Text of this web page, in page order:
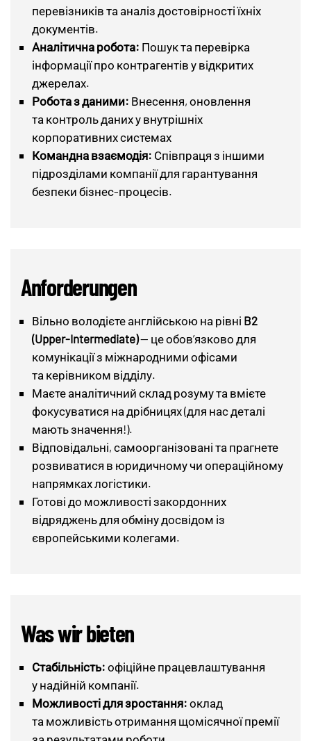
перевізників та аналіз достовірності їхніх
документів.
Аналітична робота: Пошук та перевірка
інформації про контрагентів у відкритих
джерелах.
Робота з даними: Внесення, оновлення
та контроль даних у внутрішніх
корпоративних системах
Командна взаємодія: Співпраця з іншими
підрозділами компанії для гарантування
безпеки бізнес-процесів.
Anforderungen
Вільно володієте англійською на рівні B2
(Upper-Intermediate)— це обов’язково для
комунікації з міжнародними офісами
та керівником відділу.
Маєте аналітичний склад розуму та вмієте
фокусуватися на дрібницях (для нас деталі
мають значення!).
Відповідальні, самоорганізовані та прагнете
розвиватися в юридичному чи операційному
напрямках логістики.
Готові до можливості закордонних
відряджень для обміну досвідом із
європейськими колегами.
Was wir bieten
Стабільність: офіційне працевлаштування
у надійній компанії.
Можливості для зростання: оклад
та можливість отримання щомісячної премії